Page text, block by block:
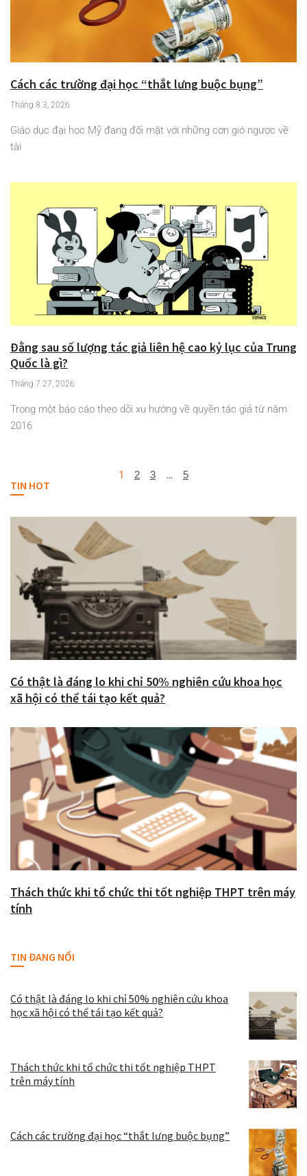
Cách các trường đại học “thắt lưng buộc bụng”
Tháng 8 3, 2026
Giáo dục đại học Mỹ đang đối mặt với những cơn gió ngược về
tài
Đằng sau số lượng tác giả liên hệ cao kỷ lục của Trung
Quốc là gì?
Tháng 7 27, 2026
Trong một báo cáo theo dõi xu hướng về quyền tác giả từ năm
2016
1 2 3 … 5
TIN HOT
Có thật là đáng lo khi chỉ 50% nghiên cứu khoa học
xã hội có thể tái tạo kết quả?
Thách thức khi tổ chức thi tốt nghiệp THPT trên máy
tính
TIN ĐANG NỔI
Có thật là đáng lo khi chỉ 50% nghiên cứu khoa
học xã hội có thể tái tạo kết quả?
Thách thức khi tổ chức thi tốt nghiệp THPT
trên máy tính
Cách các trường đại học “thắt lưng buộc bụng”